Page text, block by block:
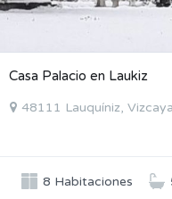
Casa Palacio en Laukiz
48111 Lauquíniz,
8 Habitaciones